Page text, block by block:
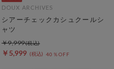
DOUX ARCHIVES
シアーチェックカシュクールシ
ャツ
￥5,999 40％OFF
￥9,999